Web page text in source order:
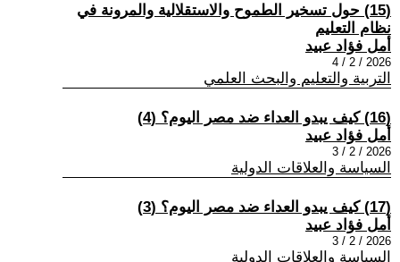
(15) حول تسخير الطموح والاستقلالية والمرونة في
نظام التعليم
أمل فؤاد عبيد
2026 / 2 / 4
التربية والتعليم والبحث العلمي
(16) كيف يبدو العداء ضد مصر اليوم؟ (4)
أمل فؤاد عبيد
2026 / 2 / 3
السياسة والعلاقات الدولية
(17) كيف يبدو العداء ضد مصر اليوم؟ (3)
أمل فؤاد عبيد
2026 / 2 / 3
السياسة والعلاقات الدولية